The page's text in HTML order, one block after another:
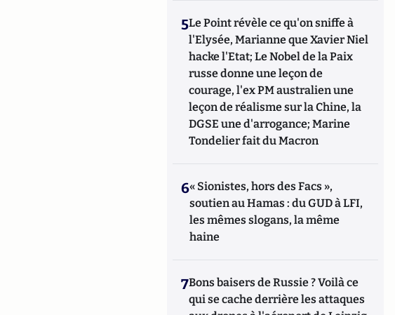
5Le Point révèle ce qu'on sniffe à
l'Elysée, Marianne que Xavier Niel
hacke l'Etat; Le Nobel de la Paix
russe donne une leçon de
courage, l'ex PM australien une
leçon de réalisme sur la Chine, la
DGSE une d'arrogance; Marine
Tondelier fait du Macron
6« Sionistes, hors des Facs »,
soutien au Hamas : du GUD à LFI,
les mêmes slogans, la même
haine
7Bons baisers de Russie ? Voilà ce
qui se cache derrière les attaques